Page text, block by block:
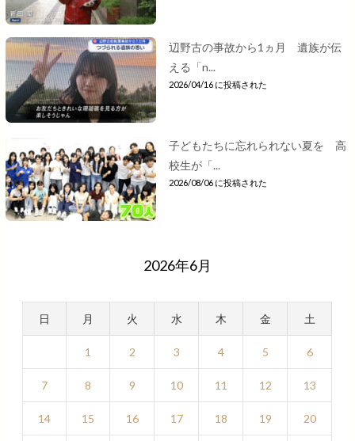
辺野古の事故から1ヵ月 遺族が伝
える「n...
2026/04/16 に投稿された
子どもたちに忘れられない夏を 高
校生が「...
2026/08/06 に投稿された
2026年6月
日 月 火 水 木 金 土
1 2 3 4 5 6
7 8 9 10 11 12 13
14 15 16 17 18 19 20